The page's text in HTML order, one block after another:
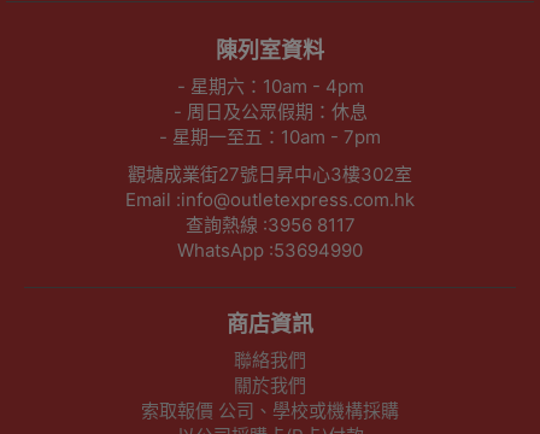
陳列室資料
- 星期六：10am - 4pm
- 周日及公眾假期：休息
- 星期一至五：10am - 7pm
觀塘成業街27號日昇中心3樓302室
Email :info@outletexpress.com.hk
查詢熱線 :3956 8117
WhatsApp :53694990
商店資訊
聯絡我們
關於我們
索取報價 公司、學校或機構採購